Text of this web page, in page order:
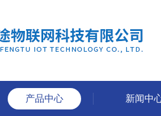
产品中心 新闻中